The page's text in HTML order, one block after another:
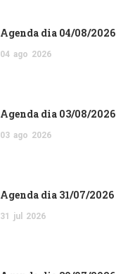
Agenda dia 04/08/2026
04 ago 2026
Agenda dia 03/08/2026
03 ago 2026
Agenda dia 31/07/2026
31 jul 2026